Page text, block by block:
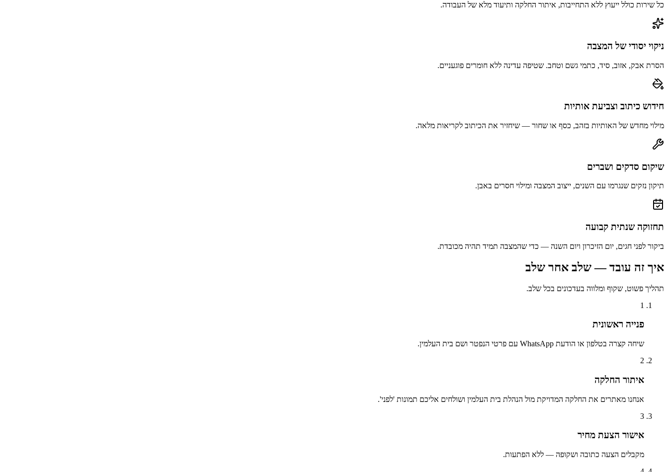
כל שירות כולל ייעוץ ללא התחייבות, איתור החלקה ותיעוד מלא של העבודה.
ניקוי יסודי של המצבה
הסרת אבק, אזוב, סיד, כתמי גשם וטחב. שטיפה עדינה ללא חומרים פוגעניים.
חידוש כיתוב וצביעת אותיות
מילוי מחדש של האותיות בזהב, כסף או שחור — שיחזיר את הכיתוב לקריאות מלאה.
שיקום סדקים ושברים
תיקון נזקים שנגרמו עם השנים, ייצוב המצבה ומילוי חסרים באבן.
תחזוקה שנתית קבועה
ביקור לפני חגים, יום הזיכרון ויום השנה — כדי שהמצבה תמיד תהיה מכובדת.
איך זה עובד — שלב אחר שלב
תהליך פשוט, שקוף ומלווה בעדכונים בכל שלב.
1
פנייה ראשונית
שיחה קצרה בטלפון או הודעת WhatsApp עם פרטי הנפטר ושם בית העלמין.
2
איתור החלקה
אנחנו מאתרים את החלקה המדויקת מול הנהלת בית העלמין ושולחים אליכם תמונות 'לפני'.
3
אישור הצעת מחיר
מקבלים הצעה כתובה ושקופה — ללא הפתעות.